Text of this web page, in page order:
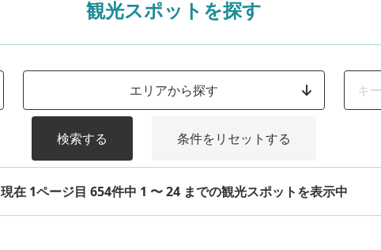
観光スポットを探す
エリアから探す
検索する 条件をリセットする
現在 1ページ目 654件中 1 〜 24 までの観光スポットを表示中